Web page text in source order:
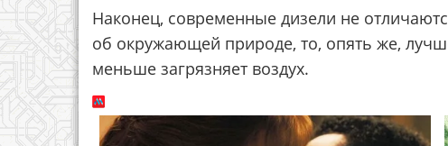
Наконец, современные дизели не
об окружающей природе, то, опять же,
меньше загрязняет воздух.